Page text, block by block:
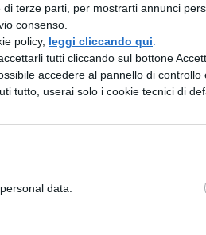
terze parti, per mostrarti annunci
consenso.
policy, leggi cliccando qui
tutti cliccando sul bottone
accedere al pannello di controllo
tutto, userai solo i cookie tecnici di
data.
di espansione coprirà 31
mondo di Snow Queen,
, sono previste altre